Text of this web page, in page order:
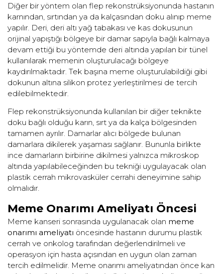
Diğer bir yöntem olan flep rekonstrüksiyonunda hastanın
karnından, sırtından ya da kalçasından doku alınıp meme
yapılır. Deri, deri altı yağ tabakası ve kas dokusunun
orijinal yapıştığı bölgeye bir damar sapıyla bağlı kalmaya
devam ettiği bu yöntemde deri altında yapılan bir tünel
kullanılarak memenin oluşturulacağı bölgeye
kaydırılmaktadır. Tek başına meme oluşturulabildiği gibi
dokunun altına silikon protez yerleştirilmesi de tercih
edilebilmektedir.
Flep rekonstrüksiyonunda kullanılan bir diğer teknikte
doku bağlı olduğu karın, sırt ya da kalça bölgesinden
tamamen ayrılır. Damarlar alıcı bölgede bulunan
damarlara dikilerek yaşaması sağlanır. Bununla birlikte
ince damarların birbirine dikilmesi yalnızca mikroskop
altında yapılabileceğinden bu tekniği uygulayacak olan
plastik cerrah mikrovasküler cerrahi deneyimine sahip
olmalıdır.
Meme Onarımı Ameliyatı Öncesi
Meme kanseri sonrasında uygulanacak olan meme
onarımı ameliyatı öncesinde hastanın durumu plastik
cerrah ve onkolog tarafından değerlendirilmeli ve
operasyon için hasta açısından en uygun olan zaman
tercih edilmelidir. Meme onarımı ameliyatından önce kan